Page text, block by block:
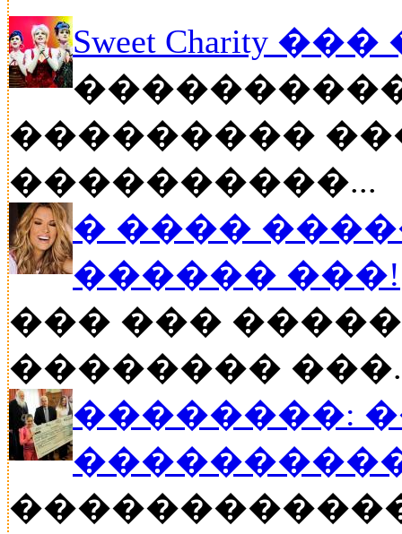
Sweet Charity
���������
����������...
� ����
������ ���!
��� ���
��������
��������: